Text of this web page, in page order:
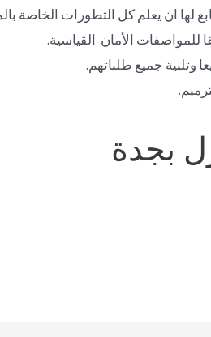
لها ان يعلم كل التطورات الخاصة
للمواصفات الأمان القياسية.
جميع طلباتهم.
بجدة